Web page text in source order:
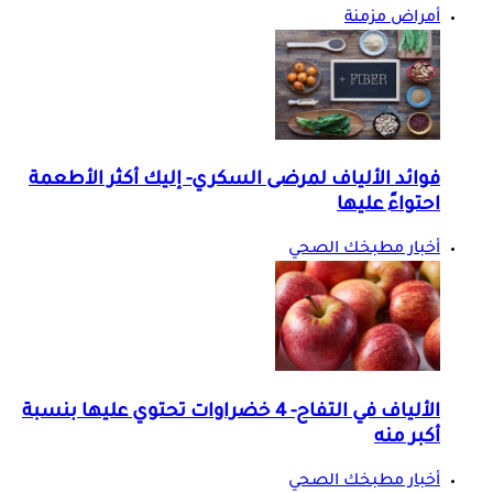
أمراض مزمنة
فوائد الألياف لمرضى السكري- إليك أكثر الأطعمة
احتواءً عليها
أخبار مطبخك الصحي
الألياف في التفاح- 4 خضراوات تحتوي عليها بنسبة
أكبر منه
أخبار مطبخك الصحي